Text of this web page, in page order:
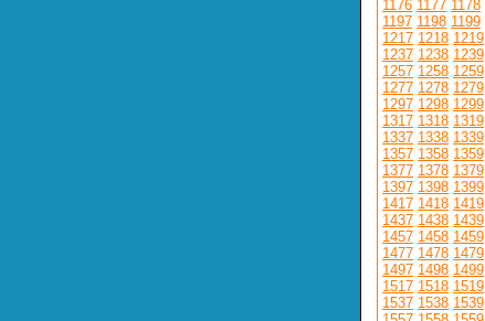
1176 1177 1178
1197 1198 1199
1217 1218 1219
1237 1238 1239
1257 1258 1259
1277 1278 1279
1297 1298 1299
1317 1318 1319
1337 1338 1339
1357 1358 1359
1377 1378 1379
1397 1398 1399
1417 1418 1419
1437 1438 1439
1457 1458 1459
1477 1478 1479
1497 1498 1499
1517 1518 1519
1537 1538 1539